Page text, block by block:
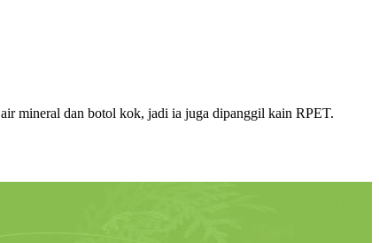
mineral dan botol kok, jadi ia juga dipanggil kain RPET.